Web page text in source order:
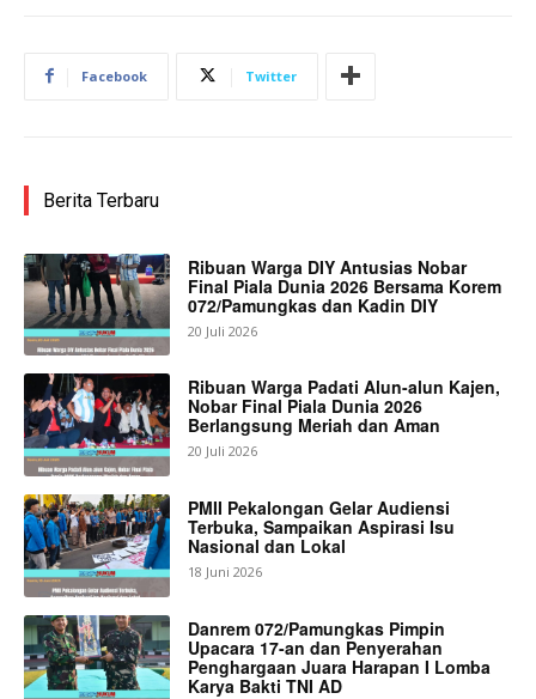
Facebook Twitter
Berita Terbaru
Ribuan Warga DIY Antusias Nobar
Final Piala Dunia 2026 Bersama Korem
072/Pamungkas dan Kadin DIY
20 Juli 2026
Ribuan Warga Padati Alun-alun Kajen,
Nobar Final Piala Dunia 2026
Berlangsung Meriah dan Aman
20 Juli 2026
PMII Pekalongan Gelar Audiensi
Terbuka, Sampaikan Aspirasi Isu
Nasional dan Lokal
18 Juni 2026
Danrem 072/Pamungkas Pimpin
Upacara 17-an dan Penyerahan
Penghargaan Juara Harapan I Lomba
Karya Bakti TNI AD